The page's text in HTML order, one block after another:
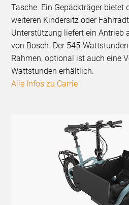
Tasche. Ein Gepäckträger bietet
weiteren Kindersitz oder
Unterstützung liefert ein Antrieb
von Bosch. Der 545-
Rahmen, optional ist auch eine
Wattstunden erhältlich.
Alle Infos zu Carrie